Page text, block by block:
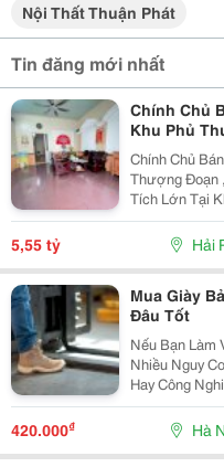
Nội Thất Thuận Phát
Tin đăng mới nhất
Chính Chủ
Khu Phủ
Chính Chủ
Thượng Đoạn , Hải An _ Cơ Hội
Tích Lớn Tại
Đẹp, Ngõ
Phù Hợp An
5,55 tỷ Hải
Mua Giày
Đâu Tốt
Nếu Bạn Làm
Nhiều Nguy
Hay Công
Lượng Là
Chân. Safety
Tiếng Với...
420.000₫ Hà